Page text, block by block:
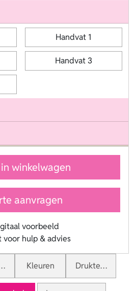
Handvat 1
Handvat 3
winkelwagen
aanvragen
voorbeeld
voor hulp & advies
Kleuren Druktechnieken